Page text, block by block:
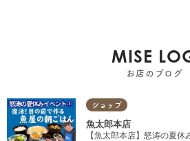
MISE
お店のブログ
ショップ
魚太郎本店
【魚太郎本店】怒涛の夏